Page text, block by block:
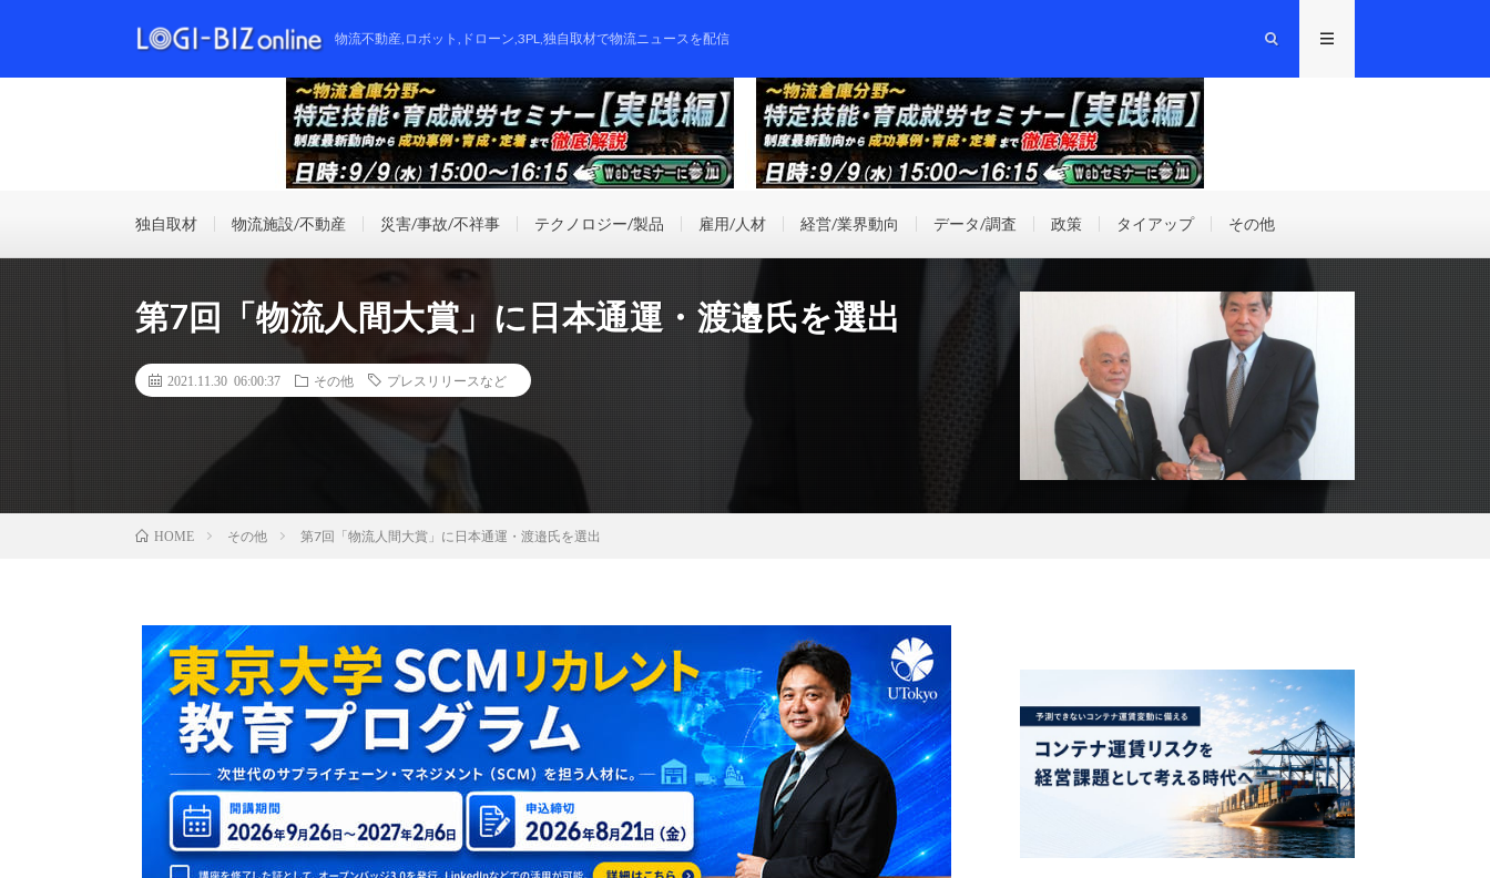
物流不動産,ロボット,ドローン,3PL,独自取材で物流ニュースを配信
独自取材 物流施設/不動産 災害/事故/不祥事 テクノロジー/製品 雇用/人材 経営/業界動向 データ/調査 政策 タイアップ その他
第7回「物流人間大賞」に日本通運・渡邉氏を選出
2021.11.30 06:00:37 その他 プレスリリースなど
HOME その他 第7回「物流人間大賞」に日本通運・渡邉氏を選出